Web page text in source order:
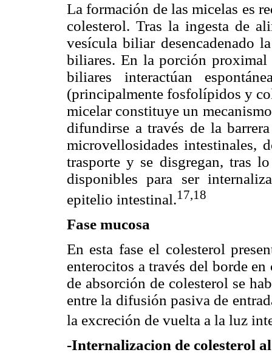
La formación de las micelas es
colesterol. Tras la ingesta de
vesícula biliar desencadenado
biliares. En la porción
biliares interactúan
(principalmente fosfolípidos y
micelar constituye un
difundirse a través de la
microvellosidades intestinales,
trasporte y se disgregan, tras
disponibles para ser
epitelio intestinal.17,18
Fase mucosa
En esta fase el colesterol
enterocitos a través del borde
de absorción de colesterol se
entre la difusión pasiva de
la excreción de vuelta a la luz
-Internalizacion de colesterol